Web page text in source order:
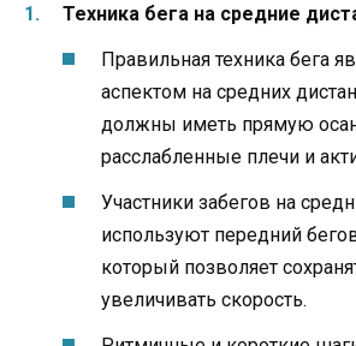
Техника бега на средние
Правильная техника бега
аспектом на средних
должны иметь прямую
расслабленные плечи и
Участники забегов на
используют передний
который позволяет
увеличивать скорость.